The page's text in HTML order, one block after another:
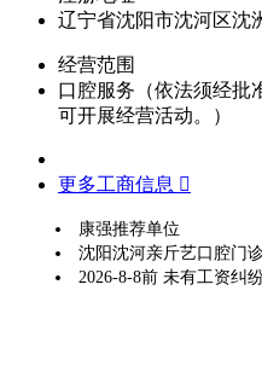
辽宁省沈阳市沈河区沈
经营范围
口腔服务（依法须经批
可开展经营活动。）
更多工商信息 
康强推荐单位
沈阳沈河亲斤艺口腔门
2026-8-8前 未有工资纠